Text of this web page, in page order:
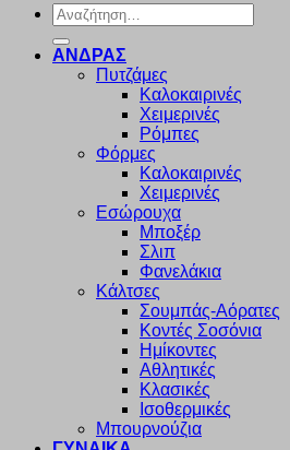
Αναζήτηση
για:
ΑΝΔΡΑΣ
Πυτζάμες
Καλοκαιρινές
Χειμερινές
Ρόμπες
Φόρμες
Καλοκαιρινές
Χειμερινές
Εσώρουχα
Μποξέρ
Σλιπ
Φανελάκια
Κάλτσες
Σουμπάς-Αόρατες
Κοντές Σοσόνια
Ημίκοντες
Αθλητικές
Κλασικές
Ισοθερμικές
Μπουρνούζια